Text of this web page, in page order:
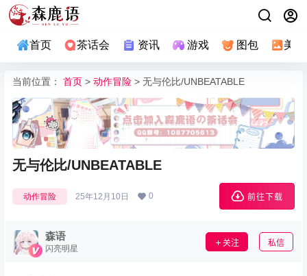
首页 茶话会 资讯 游戏 图包 美图
当前位置： 首页 > 动作冒险 > 无与伦比/UNBEATABLE
无与伦比/UNBEATABLE
动作冒险 25年12月10日 0 前往下载
森语
闪亮明星
关注 私信